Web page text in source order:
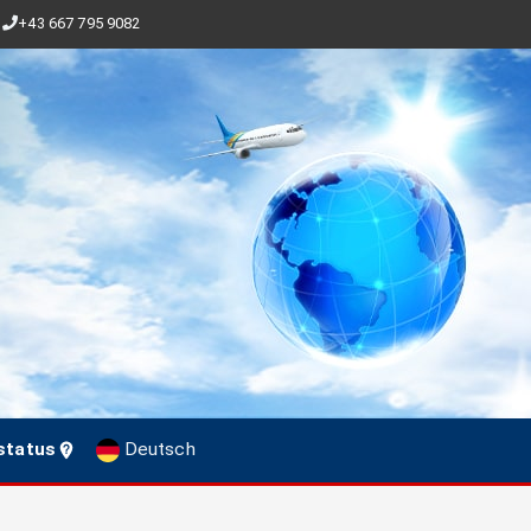
+43 667 795 9082
Deutsch